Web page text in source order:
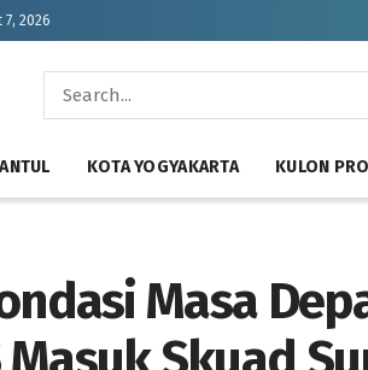
7, 2026
KOTA YOGYAKARTA KULON
Masa